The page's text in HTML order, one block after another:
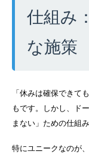
仕組み
な施策
「休みは確保できて
もです。しかし、ド
まない」ための仕組
特にユニークなのが